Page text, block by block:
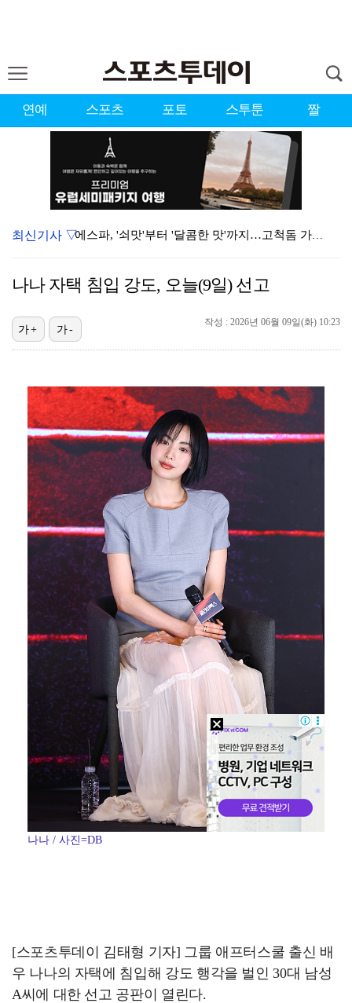
연예 스포츠 포토 스투툰 짤
에스파, '쇠맛'부터 '달콤한 맛'까지…고척돔 가득 채…
에스파 고척돔 공연에 반가운 얼굴…아이들 미연·트와이스…
에스파, 고척돔 입성…공연 시작 40분 만에 첫 인사 …
"언론사 대표·국회의원도"…최연청, 판사 남편까지 화려…
박지민 아나운서 "발리까지 갔는데…'피의 게임2' 출연…
최신기사 ▽
나나 자택 침입 강도, 오늘(9일) 선고
작성 : 2026년 06월 09일(화) 10:23
가+ 가-
나나 / 사진=DB
[스포츠투데이 김태형 기자] 그룹 애프터스쿨 출신 배
우 나나의 자택에 침입해 강도 행각을 벌인 30대 남성
A씨에 대한 선고 공판이 열린다.